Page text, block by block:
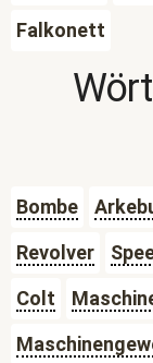
Falkonett
Bombe
Revolver
Colt